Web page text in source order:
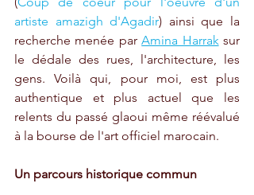
artiste amazigh d'Agadir) ainsi que la
recherche menée par Amina Harrak sur
le dédale des rues, l'architecture, les
gens. Voilà qui, pour moi, est plus
authentique et plus actuel que les
relents du passé glaoui même réévalué
à la bourse de l'art officiel marocain.
Un parcours historique commun